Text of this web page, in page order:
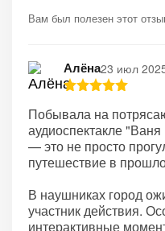
Вам был полезен этот
Алёна23 июл
Побывала на
аудиоспектакле
— это не просто
путешествие в
В наушниках город
участник действия.
интерактивные